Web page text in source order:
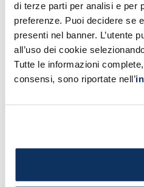
di terze parti per analisi e per
preferenze. Puoi decidere se
presenti nel banner. L’utente
all’uso dei cookie
Tutte le informazioni
consensi, sono riportate nell’
EMPRESA
Artistas por
de la Comandancia
El Comandante Tarzia da